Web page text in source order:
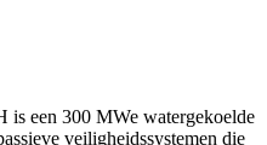
een 300 MWe watergekoelde
veiligheidssystemen die